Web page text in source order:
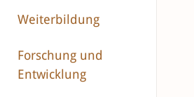
Weiterbildung
Forschung und
Entwicklung